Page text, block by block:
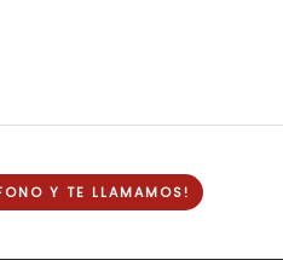
Y TE LLAMAMOS!